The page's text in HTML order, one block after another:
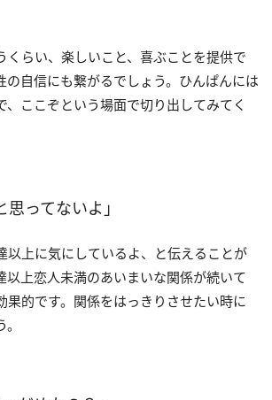
くらい、楽しいこと、喜ぶことを提供で
の自信にも繋がるでしょう。ひんぱんには
、ここぞという場面で切り出してみてく
思ってないよ」
以上に気にしているよ、と伝えることが
以上恋人未満のあいまいな関係が続いて
果的です。関係をはっきりさせたい時に